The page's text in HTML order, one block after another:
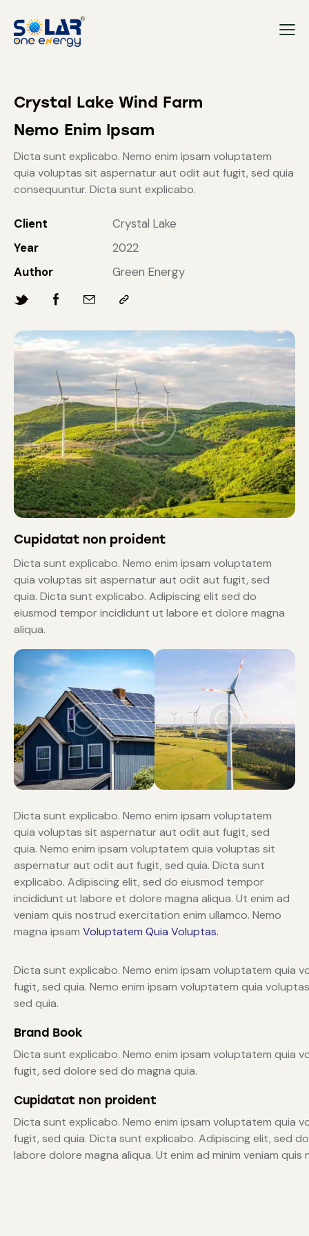
Crystal Lake Wind Farm
Nemo Enim Ipsam
Dicta sunt explicabo. Nemo enim ipsam voluptatem
quia voluptas sit aspernatur aut odit aut fugit, sed quia
consequuntur. Dicta sunt explicabo.
Client
Crystal Lake
Year
2022
Author
Green Energy
Cupidatat non proident
Dicta sunt explicabo. Nemo enim ipsam voluptatem
quia voluptas sit aspernatur aut odit aut fugit, sed
quia. Dicta sunt explicabo. Adipiscing elit sed do
eiusmod tempor incididunt ut labore et dolore magna
aliqua.
Dicta sunt explicabo. Nemo enim ipsam voluptatem
quia voluptas sit aspernatur aut odit aut fugit, sed
quia. Nemo enim ipsam voluptatem quia voluptas sit
aspernatur aut odit aut fugit, sed quia. Dicta sunt
explicabo. Adipiscing elit, sed do eiusmod tempor
incididunt ut labore et dolore magna aliqua. Ut enim ad
veniam quis nostrud exercitation enim ullamco. Nemo
magna ipsam Voluptatem Quia Voluptas.
Dicta sunt explicabo. Nemo enim ipsam voluptatem quia
fugit, sed quia. Nemo enim ipsam voluptatem quia
sed quia.
Brand Book
Dicta sunt explicabo. Nemo enim ipsam voluptatem quia
fugit, sed dolore sed do magna quia.
Cupidatat non proident
Dicta sunt explicabo. Nemo enim ipsam voluptatem quia
fugit, sed quia. Dicta sunt explicabo. Adipiscing elit, sed
labore dolore magna aliqua. Ut enim ad minim veniam quis